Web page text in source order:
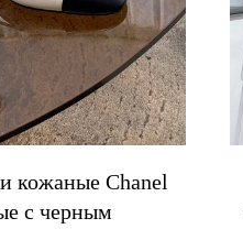
кожаные Chanel
с черным